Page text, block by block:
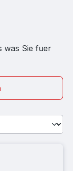
was Sie fuer